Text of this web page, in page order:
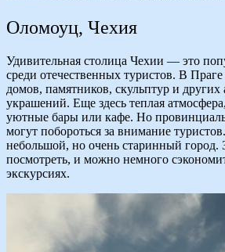
Оломоуц, Чехия
Удивительная столица Чехии — это
среди отечественных туристов. В
домов, памятников, скульптур и других
украшений. Еще здесь теплая
уютные бары или кафе. Но
могут побороться за внимание
небольшой, но очень старинный город.
посмотреть, и можно немного
экскурсиях.